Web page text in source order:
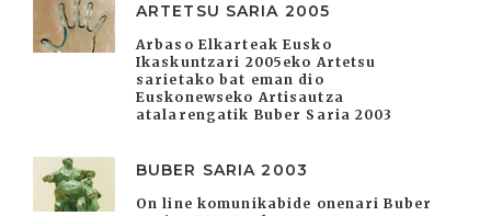
ARTETSU SARIA 2005
Arbaso Elkarteak Eusko
Ikaskuntzari 2005eko Artetsu
sarietako bat eman dio
Euskonewseko Artisautza
atalarengatik Buber Saria 2003
BUBER SARIA 2003
On line komunikabide onenari Buber